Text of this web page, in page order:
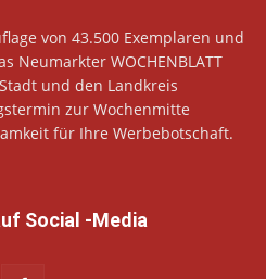
von 43.500 Exemplaren und
Neumarkter WOCHENBLATT
und den Landkreis
zur Wochenmitte
für Ihre Werbebotschaft.
Social -Media